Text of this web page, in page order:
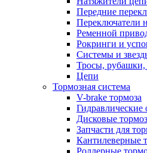
Передние
Переключатели
Ременной
Рокринги и
Системы и
Тросы, рубашки,
Цепи
Тормозная система
V-brake тормоза
Дисковые
Запчасти для
Кантилеверные
Роллерные